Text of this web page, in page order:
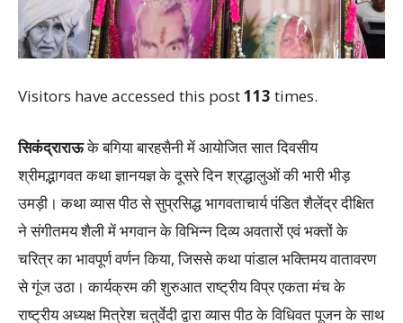
Visitors have accessed this post113 times.
सिकंद्राराऊके बगिया बारहसैनी में आयोजित सात दिवसीय
श्रीमद्भागवत कथा ज्ञानयज्ञ के दूसरे दिन श्रद्धालुओं की भारी भीड़
उमड़ी। कथा व्यास पीठ से सुप्रसिद्ध भागवताचार्य पंडित शैलेंद्र दीक्षित
ने संगीतमय शैली में भगवान के विभिन्न दिव्य अवतारों एवं भक्तों के
चरित्र का भावपूर्ण वर्णन किया, जिससे कथा पांडाल भक्तिमय वातावरण
से गूंज उठा। कार्यक्रम की शुरुआत राष्ट्रीय विप्र एकता मंच के
राष्ट्रीय अध्यक्ष मित्रेश चतुर्वेदी द्वारा व्यास पीठ के विधिवत पूजन के साथ